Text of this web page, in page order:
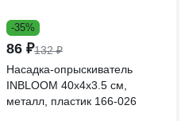
-35%
86 ₽132 ₽
Насадка-опрыскиватель
INBLOOM 40x4х3.5 см,
металл, пластик 166-026